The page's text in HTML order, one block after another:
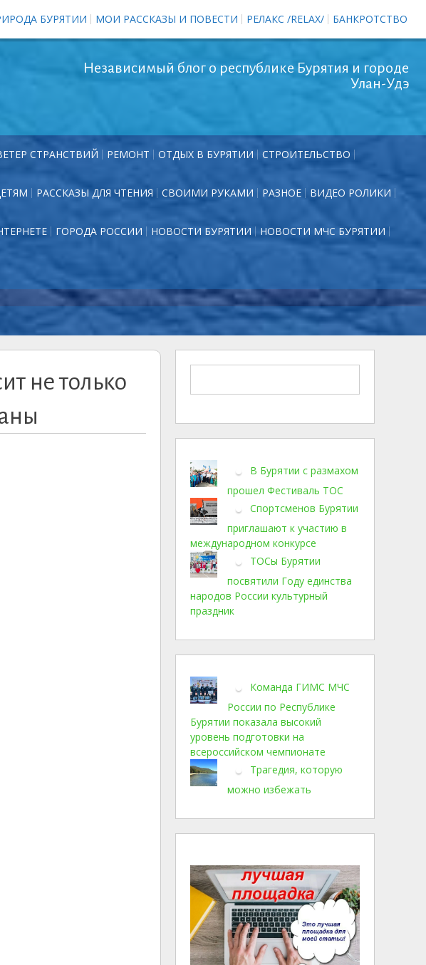
БУРЯТИИ МОИ РАССКАЗЫ И ПОВЕСТИ РЕЛАКС /RELAX/ БАНКРОТСТВО
Независимый блог о республике Бурятия и городе
Улан-Удэ
СТРАНСТВИЙ РЕМОНТ ОТДЫХ В БУРЯТИИ СТРОИТЕЛЬСТВО
РАССКАЗЫ ДЛЯ ЧТЕНИЯ СВОИМИ РУКАМИ РАЗНОЕ ВИДЕО РОЛИКИ
ГОРОДА РОССИИ НОВОСТИ БУРЯТИИ НОВОСТИ МЧС БУРЯТИИ
не только
В Бурятии с размахом
прошел Фестиваль ТОС
Спортсменов Бурятии
приглашают к участию в
международном конкурсе
ТОСы Бурятии
посвятили Году единства
народов России культурный
праздник
Команда ГИМС МЧС
России по Республике
Бурятии показала высокий
уровень подготовки на
всероссийском чемпионате
Трагедия, которую
можно избежать